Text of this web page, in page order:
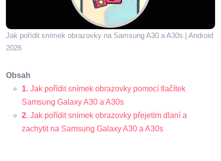
Jak pořídit snímek obrazovky na Samsung A30 a A30s | Android
2026
Obsah
1. Jak pořídit snímek obrazovky pomocí tlačítek
Samsung Galaxy A30 a A30s
2. Jak pořídit snímek obrazovky přejetím dlaní a
zachytit na Samsung Galaxy A30 a A30s